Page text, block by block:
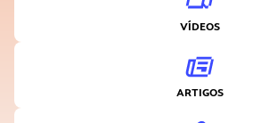
VÍDEOS
ARTIGOS